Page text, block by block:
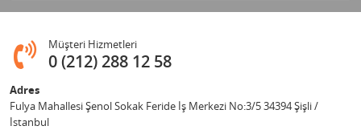
Müşteri Hizmetleri
0 (212) 288 12 58
Adres
Fulya Mahallesi Şenol Sokak Feride İş Merkezi No:3/5 34394 Şişli /
İstanbul